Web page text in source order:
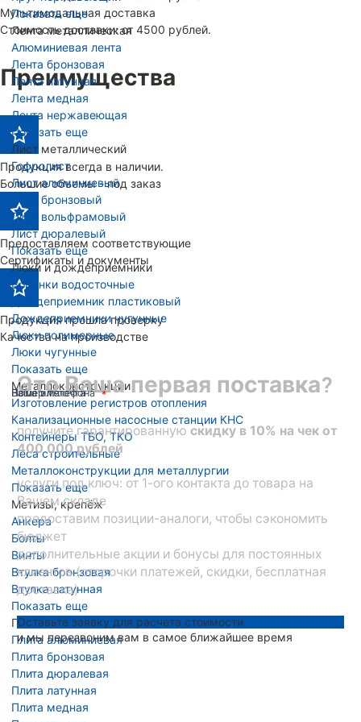
Показать еще
Лента металлическая
Алюминиевая лента
Лента бронзовая
Лента латунная
Лента медная
Лента нержавеющая
Показать еще
Лист металлический
Гофролист
Лист алюминиевый
Лист бронзовый
Лист вольфрамовый
Лист дюралевый
Показать еще
Люки и дождеприемники
Воронки водосточные
Дождеприемник пластиковый
Дождеприемники чугунные
Люки полимерные
Люки чугунные
Показать еще
Металлоконструкции
Изготовление регистров отопления
Канализационные насосные станции КНС
Контейнеры ТБО, ТКО
Леса строительные
Металлоконструкции для металлургии
Показать еще
Метизы, крепёж
Анкера
Болты
Винты
Втулка бронзовая
Втулка латунная
Показать еще
Плита металлическая
Плита алюминиевая
Плита бронзовая
Плита дюралевая
Плита латунная
Плита медная
Мультимодальная доставка
Стоимость доставки: от 4500 рублей.
Преимущества
Продукция всегда в наличии.
Большие объемы - под заказ
Предоставляем соответствующие
Сертификаты и документы
Продукция прошла проверку
Качества на производстве
Это Ваша первая поставка?
получите гарантированную скидку в 10% на чек от
400 000 рублей
услуги под ключ: от 1-ого контакта до товара на
Вашем складе
предоставим позиции-аналоги, чтобы сэкономить
бюджет
дополнительные акции и бонусы для постоянных
клиентов (отсрочки платежей, скидки, бесплатная
доставка)
Оставьте заявку для расчета стоимости
и мы перезвоним вам в самое ближайшее время
Ваше имя
Номер телефона
Ваша эл. почта